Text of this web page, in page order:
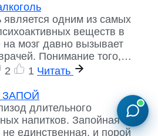
одним из самых
веществ в
мозг давно вызывает
Понимание того,…
2 1 Читать
ЗАПОЙ
длительного
напитков. Запойная
единственная, и порой